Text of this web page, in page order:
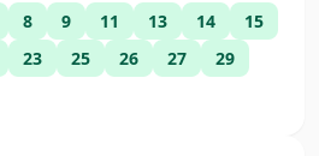
8 9 11 13 14
15
23 25 26 27
29